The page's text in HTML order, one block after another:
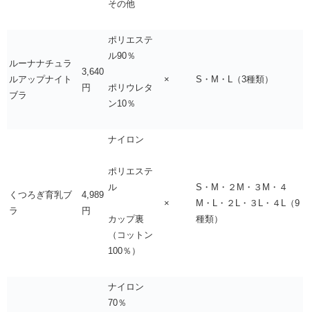
その他
ルーナナチュラ
ルアップナイト
ブラ
3,640
円
ポリエステ
ル90％
ポリウレタ
ン10％
× S・M・L（3種類）
くつろぎ育乳ブ
ラ
4,989
円
ナイロン
ポリエステ
ル
カップ裏
（コットン
100％）
×
S・M・２M・３M・４
M・L・２L・３L・４L（9
種類）
ナイロン
70％